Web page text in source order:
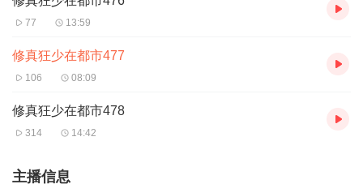
77 13:59
修真狂少在都市477
106 08:09
修真狂少在都市478
314 14:42
主播信息